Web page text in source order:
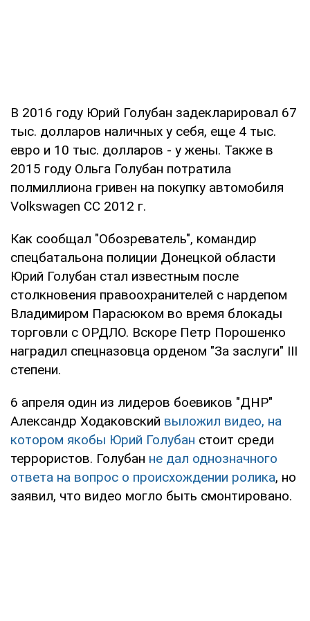
В 2016 году Юрий Голубан задекларировал 67
тыс. долларов наличных у себя, еще 4 тыс.
евро и 10 тыс. долларов - у жены. Также в
2015 году Ольга Голубан потратила
полмиллиона гривен на покупку автомобиля
Volkswagen CC 2012 г.
Как сообщал "Обозреватель", командир
спецбатальона полиции Донецкой области
Юрий Голубан стал известным после
столкновения правоохранителей с нардепом
Владимиром Парасюком во время блокады
торговли с ОРДЛО. Вскоре Петр Порошенко
наградил спецназовца орденом "За заслуги" III
степени.
6 апреля один из лидеров боевиков "ДНР"
Александр Ходаковский выложил видео, на
котором якобы Юрий Голубан стоит среди
террористов. Голубан не дал однозначного
ответа на вопрос о происхождении ролика, но
заявил, что видео могло быть смонтировано.